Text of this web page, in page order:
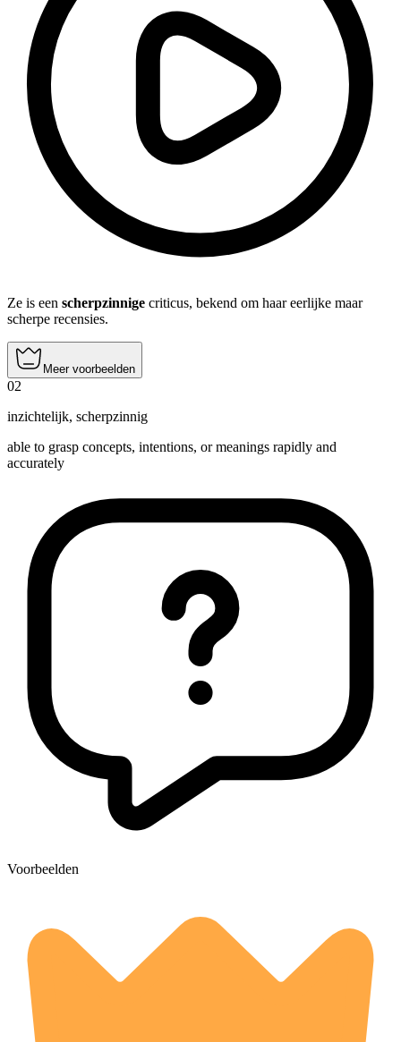
Ze is een scherpzinnige criticus, bekend om haar eerlijke maar
scherpe recensies.
Meer voorbeelden
02
inzichtelijk, scherpzinnig
able to grasp concepts, intentions, or meanings rapidly and
accurately
Voorbeelden